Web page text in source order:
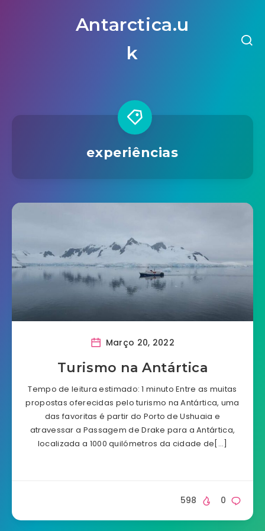
Antarctica.u
k
experiências
Março 20, 2022
Turismo na Antártica
Tempo de leitura estimado: 1 minuto Entre as muitas
propostas oferecidas pelo turismo na Antártica, uma
das favoritas é partir do Porto de Ushuaia e
atravessar a Passagem de Drake para a Antártica,
localizada a 1000 quilómetros da cidade de[…]
0
598